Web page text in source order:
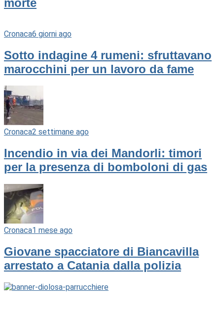
Cronaca6 giorni ago
Sotto indagine 4 rumeni: sfruttavano
marocchini per un lavoro da fame
Cronaca2 settimane ago
Incendio in via dei Mandorli: timori
per la presenza di bomboloni di gas
Cronaca1 mese ago
Giovane spacciatore di Biancavilla
arrestato a Catania dalla polizia